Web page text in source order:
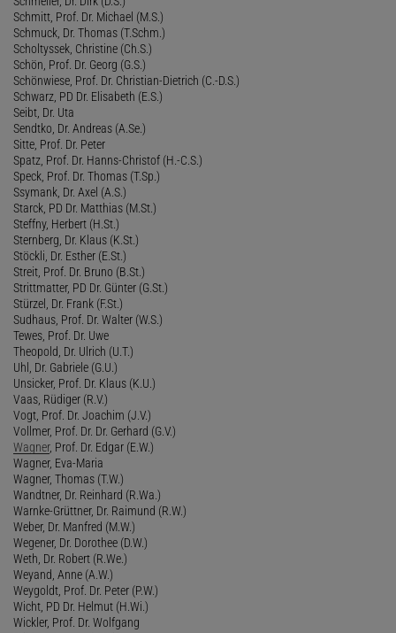
Schmitt, Prof. Dr. Michael (M.S.)
Schmuck, Dr. Thomas (T.Schm.)
Scholtyssek, Christine (Ch.S.)
Schön, Prof. Dr. Georg (G.S.)
Schönwiese, Prof. Dr. Christian-Dietrich (C.-D.S.)
Schwarz, PD Dr. Elisabeth (E.S.)
Seibt, Dr. Uta
Sendtko, Dr. Andreas (A.Se.)
Sitte, Prof. Dr. Peter
Spatz, Prof. Dr. Hanns-Christof (H.-C.S.)
Speck, Prof. Dr. Thomas (T.Sp.)
Ssymank, Dr. Axel (A.S.)
Starck, PD Dr. Matthias (M.St.)
Steffny, Herbert (H.St.)
Sternberg, Dr. Klaus (K.St.)
Stöckli, Dr. Esther (E.St.)
Streit, Prof. Dr. Bruno (B.St.)
Strittmatter, PD Dr. Günter (G.St.)
Stürzel, Dr. Frank (F.St.)
Sudhaus, Prof. Dr. Walter (W.S.)
Tewes, Prof. Dr. Uwe
Theopold, Dr. Ulrich (U.T.)
Uhl, Dr. Gabriele (G.U.)
Unsicker, Prof. Dr. Klaus (K.U.)
Vaas, Rüdiger (R.V.)
Vogt, Prof. Dr. Joachim (J.V.)
Vollmer, Prof. Dr. Dr. Gerhard (G.V.)
Wagner, Prof. Dr. Edgar (E.W.)
Wagner, Eva-Maria
Wagner, Thomas (T.W.)
Wandtner, Dr. Reinhard (R.Wa.)
Warnke-Grüttner, Dr. Raimund (R.W.)
Weber, Dr. Manfred (M.W.)
Wegener, Dr. Dorothee (D.W.)
Weth, Dr. Robert (R.We.)
Weyand, Anne (A.W.)
Weygoldt, Prof. Dr. Peter (P.W.)
Wicht, PD Dr. Helmut (H.Wi.)
Wickler, Prof. Dr. Wolfgang